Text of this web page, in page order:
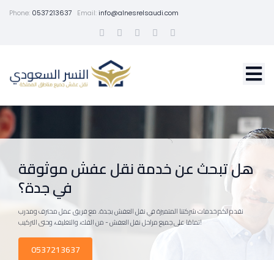
Phone: 0537213637 Email:info@alnesrelsaudi.com
هل تبحث عن خدمة نقل عفش موثوقة
في جدة؟
نقدم لكم خدمات شركتنا المتميزة في نقل العفش بجدة. مع فريق عمل محترف ومدرب
تمامًا على جميع مراحل نقل العفش - من الفك، والتغليف، وحتى التركيب!
0537213637